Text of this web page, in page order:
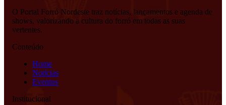
O Portal Forró Nordeste traz notícias, lançamentos e agenda de
shows, valorizando a cultura do forró em todas as suas
vertentes.
Conteúdo
Home
Notícias
Eventos
Institucional